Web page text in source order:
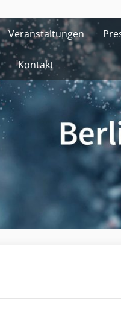
Veranstaltungen
Kontakt